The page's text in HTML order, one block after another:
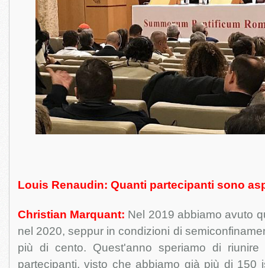
Louis Renaudin: Quanti partecipanti sono
Christian Marquant: Nel 2019 abbiamo avuto
nel 2020, seppur in condizioni di
più di cento. Quest'anno speriamo di
partecipanti, visto che abbiamo già più di 150